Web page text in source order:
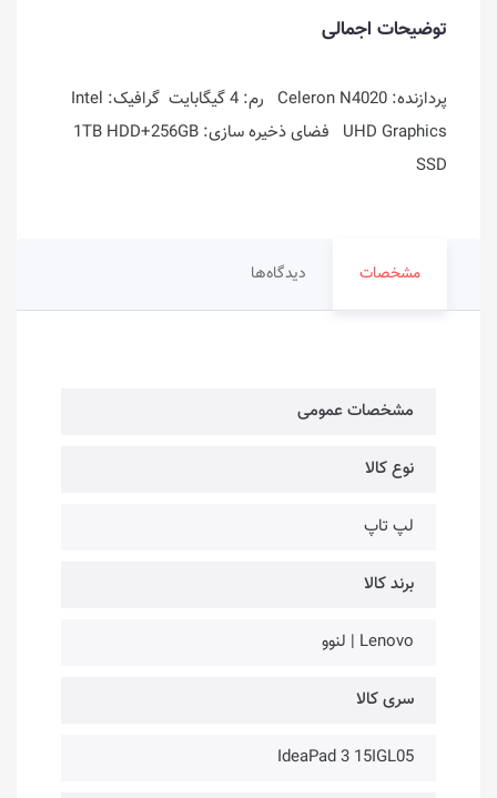
توضیحات اجمالی
پردازنده: Celeron N4020 رم: 4 گیگابایت گرافیک: Intel
UHD Graphics فضای ذخیره سازی: 1TB HDD+256GB
SSD
مشخصات دیدگاه‌ها
مشخصات عمومی
نوع کالا
لپ تاپ
برند کالا
Lenovo | لنوو
سری کالا
IdeaPad 3 15IGL05